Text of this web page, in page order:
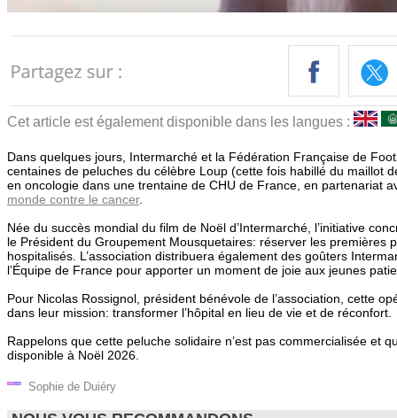
Cet article est également disponible dans les langues :
Dans quelques jours, Intermarché et la Fédération Française de
centaines de peluches du célèbre Loup (cette fois habillé du maillot
en oncologie dans une trentaine de CHU de France, en partenariat
monde contre le cancer.
Née du succès mondial du film de Noël d’Intermarché, l’initiative
le Président du Groupement Mousquetaires: réserver les premières
hospitalisés. L’association distribuera également des goûters
l’Équipe de France pour apporter un moment de joie aux jeunes
Pour Nicolas Rossignol, président bénévole de l’association, cette
dans leur mission: transformer l’hôpital en lieu de vie et de réconfort.
Rappelons que cette peluche solidaire n’est pas commercialisée et
disponible à Noël 2026.
Sophie de Duiéry